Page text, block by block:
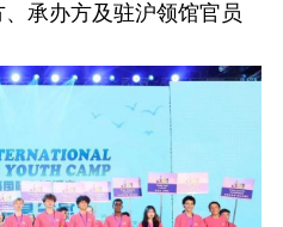
承办方及驻沪领馆官员